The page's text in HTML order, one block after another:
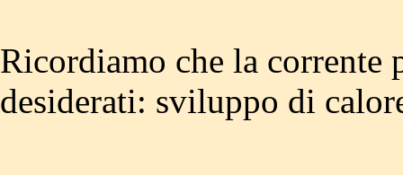
Ricordiamo che la corrente
desiderati: sviluppo di